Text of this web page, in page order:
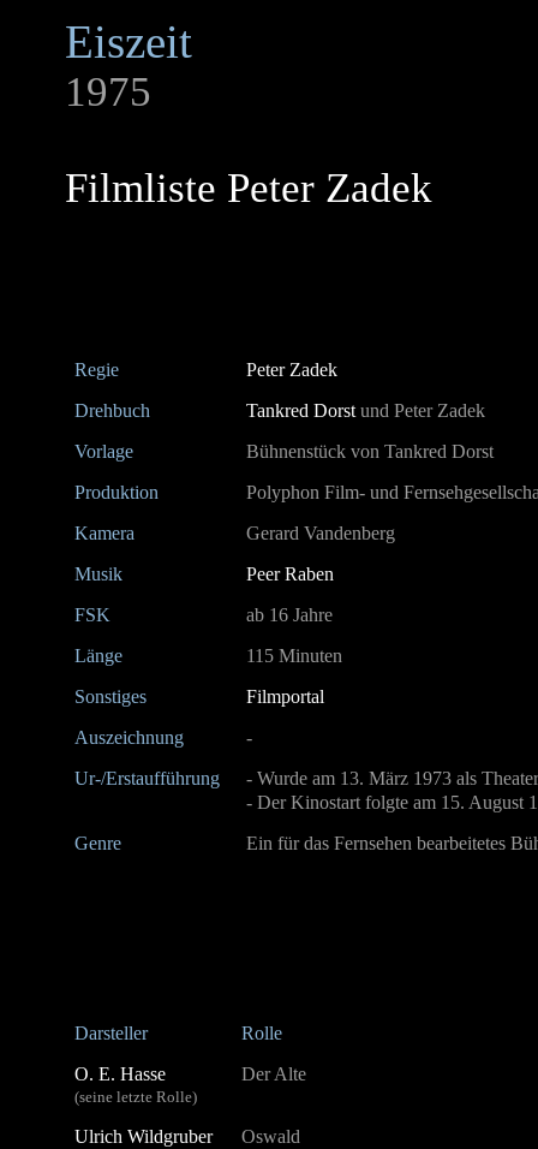
Eiszeit
1975
Filmliste Peter Zadek
Regie
Peter Zadek
Drehbuch
Tankred Dorst und Peter Zadek
Vorlage
Bühnenstück von Tankred Dorst
Produktion
Polyphon Film- und
Kamera
Gerard Vandenberg
Musik
Peer Raben
FSK
ab 16 Jahre
Länge
115 Minuten
Sonstiges
Filmportal
Auszeichnung
-
Ur-/Erstaufführung
- Wurde am 13. März 1973 als
- Der Kinostart folgte am 15. August
Genre
Ein für das Fernsehen bearbeitetes
Darsteller
Rolle
O. E. Hasse
(seine letzte Rolle)
Der Alte
Ulrich Wildgruber
Oswald